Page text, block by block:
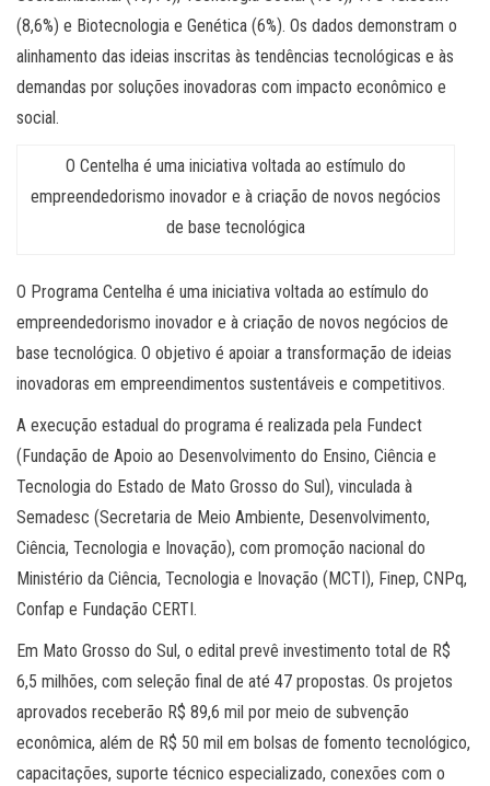
(8,6%) e Biotecnologia e Genética (6%). Os dados demonstram o
alinhamento das ideias inscritas às tendências tecnológicas e às
demandas por soluções inovadoras com impacto econômico e
social.
O Centelha é uma iniciativa voltada ao estímulo do
empreendedorismo inovador e à criação de novos negócios
de base tecnológica
O Programa Centelha é uma iniciativa voltada ao estímulo do
empreendedorismo inovador e à criação de novos negócios de
base tecnológica. O objetivo é apoiar a transformação de ideias
inovadoras em empreendimentos sustentáveis e competitivos.
A execução estadual do programa é realizada pela Fundect
(Fundação de Apoio ao Desenvolvimento do Ensino, Ciência e
Tecnologia do Estado de Mato Grosso do Sul), vinculada à
Semadesc (Secretaria de Meio Ambiente, Desenvolvimento,
Ciência, Tecnologia e Inovação), com promoção nacional do
Ministério da Ciência, Tecnologia e Inovação (MCTI), Finep, CNPq,
Confap e Fundação CERTI.
Em Mato Grosso do Sul, o edital prevê investimento total de R$
6,5 milhões, com seleção final de até 47 propostas. Os projetos
aprovados receberão R$ 89,6 mil por meio de subvenção
econômica, além de R$ 50 mil em bolsas de fomento tecnológico,
capacitações, suporte técnico especializado, conexões com o